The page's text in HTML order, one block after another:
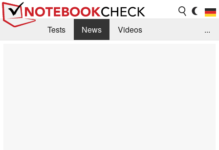
Tests News
Videos
...